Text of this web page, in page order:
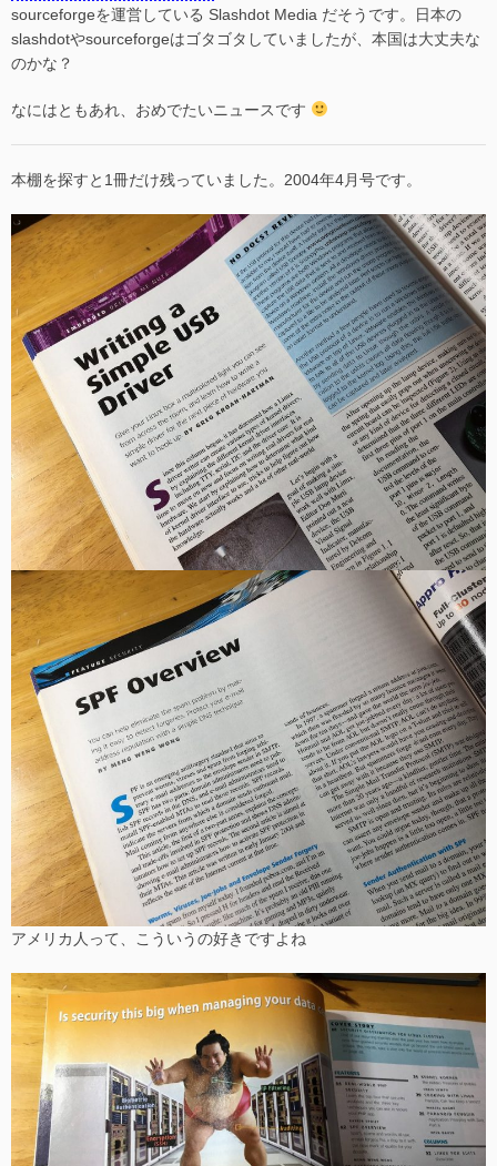
sourceforgeを運営している Slashdot Media だそうです。日本の
slashdotやsourceforgeはゴタゴタしていましたが、本国は大丈夫な
のかな？
なにはともあれ、おめでたいニュースです
本棚を探すと1冊だけ残っていました。2004年4月号です。
アメリカ人って、こういうの好きですよね